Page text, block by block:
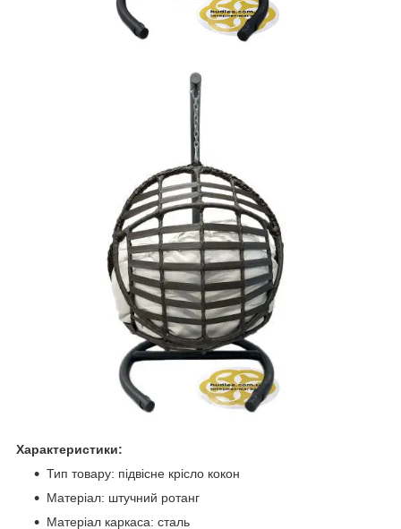
Характеристики:
Тип товару: підвісне крісло кокон
Матеріал: штучний ротанг
Матеріал каркаса: сталь